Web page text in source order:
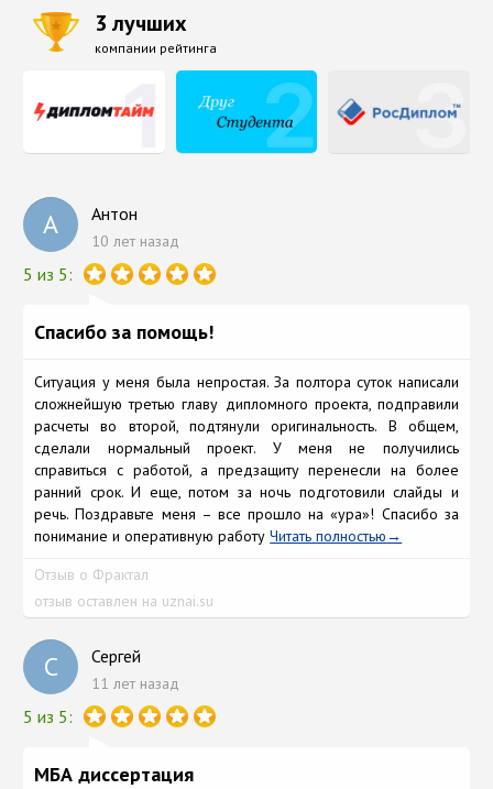
А Антон
10 лет назад
5 из 5:
Спасибо за помощь!
Ситуация у меня была непростая. За полтора суток написали
сложнейшую третью главу дипломного проекта, подправили
расчеты во второй, подтянули оригинальность. В общем,
сделали нормальный проект. У меня не получились
справиться с работой, а предзащиту перенесли на более
ранний срок. И еще, потом за ночь подготовили слайды и
речь. Поздравьте меня – все прошло на «ура»! Спасибо за
понимание и оперативную работуЧитать полностью
Отзыв о Фрактал
отзыв оставлен на uznai.su
С Сергей
11 лет назад
5 из 5:
МБА диссертация
3 лучших
компании рейтинга